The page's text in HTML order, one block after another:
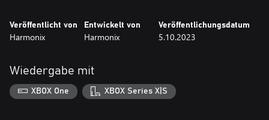
Veröffentlicht von
Harmonix
Entwickelt von
Harmonix
Veröffentlichungsdatum
5.10.2023
Wiedergabe mit
XBOX One XBOX Series X|S